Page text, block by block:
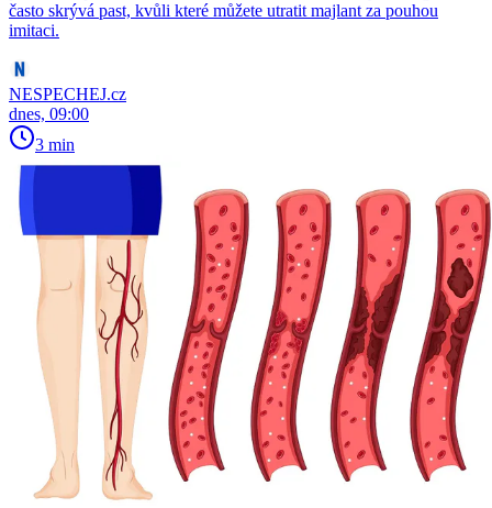
často skrývá past, kvůli které můžete utratit majlant za pouhou
imitaci.
NESPECHEJ.cz
dnes, 09:00
3 min